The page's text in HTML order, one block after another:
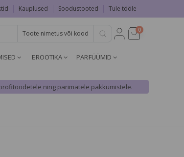
Kauplused Soodustooted Tule tööle
0
EROOTIKA
PARFÜÜMID
ning parimatele pakkumistele.